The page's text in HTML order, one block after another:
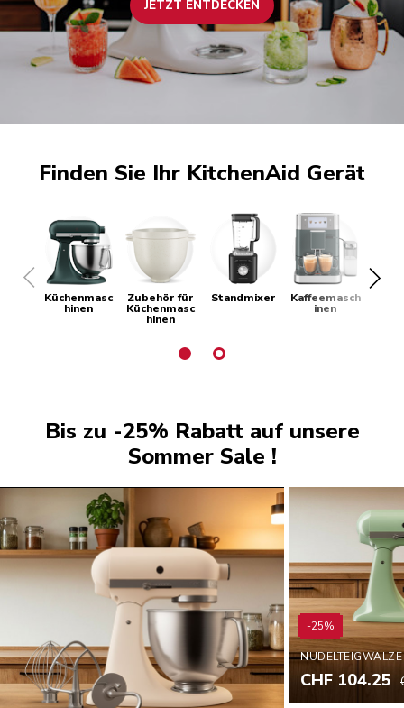
JETZT ENTDECKEN
Finden Sie Ihr KitchenAid Gerät
Küchenmasc
hinen
Zubehör für
Küchenmasc
hinen
Standmixer Kaffeemasch
inen
Bis zu -25% Rabatt auf unsere
Sommer Sale !
-25%
NUDELTEIGWALZE
CHF 104.25